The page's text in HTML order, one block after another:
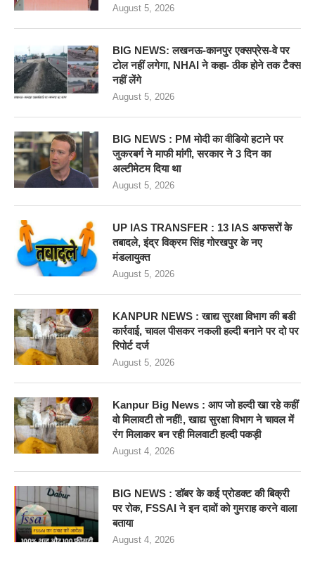
August 5, 2026
BIG NEWS: लखनऊ-कानपुर एक्सप्रेस-वे पर
टोल नहीं लगेगा, NHAI ने कहा- ठीक होने तक टैक्स
नहीं लेंगे
August 5, 2026
BIG NEWS : PM मोदी का वीडियो हटाने पर
जुकरबर्ग ने माफी मांगी, सरकार ने 3 दिन का
अल्टीमेटम दिया था
August 5, 2026
UP IAS TRANSFER : 13 IAS अफसरों के
तबादले, इंद्र विक्रम सिंह गोरखपुर के नए
मंडलायुक्त
August 5, 2026
KANPUR NEWS : खाद्य सुरक्षा विभाग की बडी
कार्रवाई, चावल पीसकर नकली हल्दी बनाने पर दो पर
रिपोर्ट दर्ज
August 5, 2026
Kanpur Big News : आप जो हल्दी खा रहे कहीं
वो मिलावटी तो नहीं!, खाद्य सुरक्षा विभाग ने चावल में
रंग मिलाकर बन रही मिलवाटी हल्दी पकड़ी
August 4, 2026
BIG NEWS : डॉबर के कई प्रोडक्ट की बिक्री
पर रोक, FSSAI ने इन दावों को गुमराह करने वाला
बताया
August 4, 2026